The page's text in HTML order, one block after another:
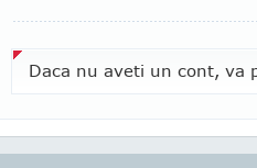
Daca nu aveti un cont, va